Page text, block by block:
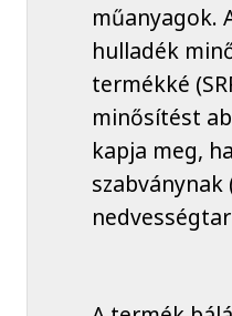
műanyagok.
hulladék
termékké
minősítést
kapja meg,
szabványnak